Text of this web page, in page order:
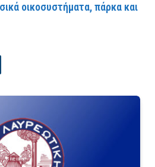
οικοσυστήματα, πάρκα και